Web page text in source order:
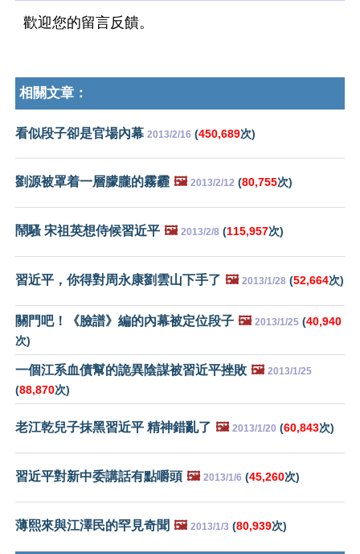
歡迎您的留言反饋。
相關文章：
看似段子卻是官場內幕 2013/2/16 (450,689次)
劉源被罩着一層朦朧的霧霾 🖼️ 2013/2/12 (80,755次)
鬧騷 宋祖英想侍候習近平 🖼️ 2013/2/8 (115,957次)
習近平，你得對周永康劉雲山下手了 🖼️ 2013/1/28 (52,664次)
關門吧！《臉譜》編的內幕被定位段子 🖼️ 2013/1/25 (40,940
次)
一個江系血債幫的詭異陰謀被習近平挫敗 🖼️ 2013/1/25
(88,870次)
老江乾兒子抹黑習近平 精神錯亂了 🖼️ 2013/1/20 (60,843次)
習近平對新中委講話有點嚼頭 🖼️ 2013/1/6 (45,260次)
薄熙來與江澤民的罕見奇聞 🖼️ 2013/1/3 (80,939次)